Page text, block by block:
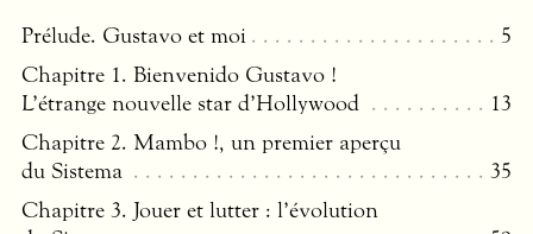
Prélude. Gustavo et moi
5
Chapitre 1. Bienvenido Gustavo !
L’étrange nouvelle star d’Hollywood
13
Chapitre 2. Mambo !, un premier aperçu
du Sistema
35
Chapitre 3. Jouer et lutter : l’évolution